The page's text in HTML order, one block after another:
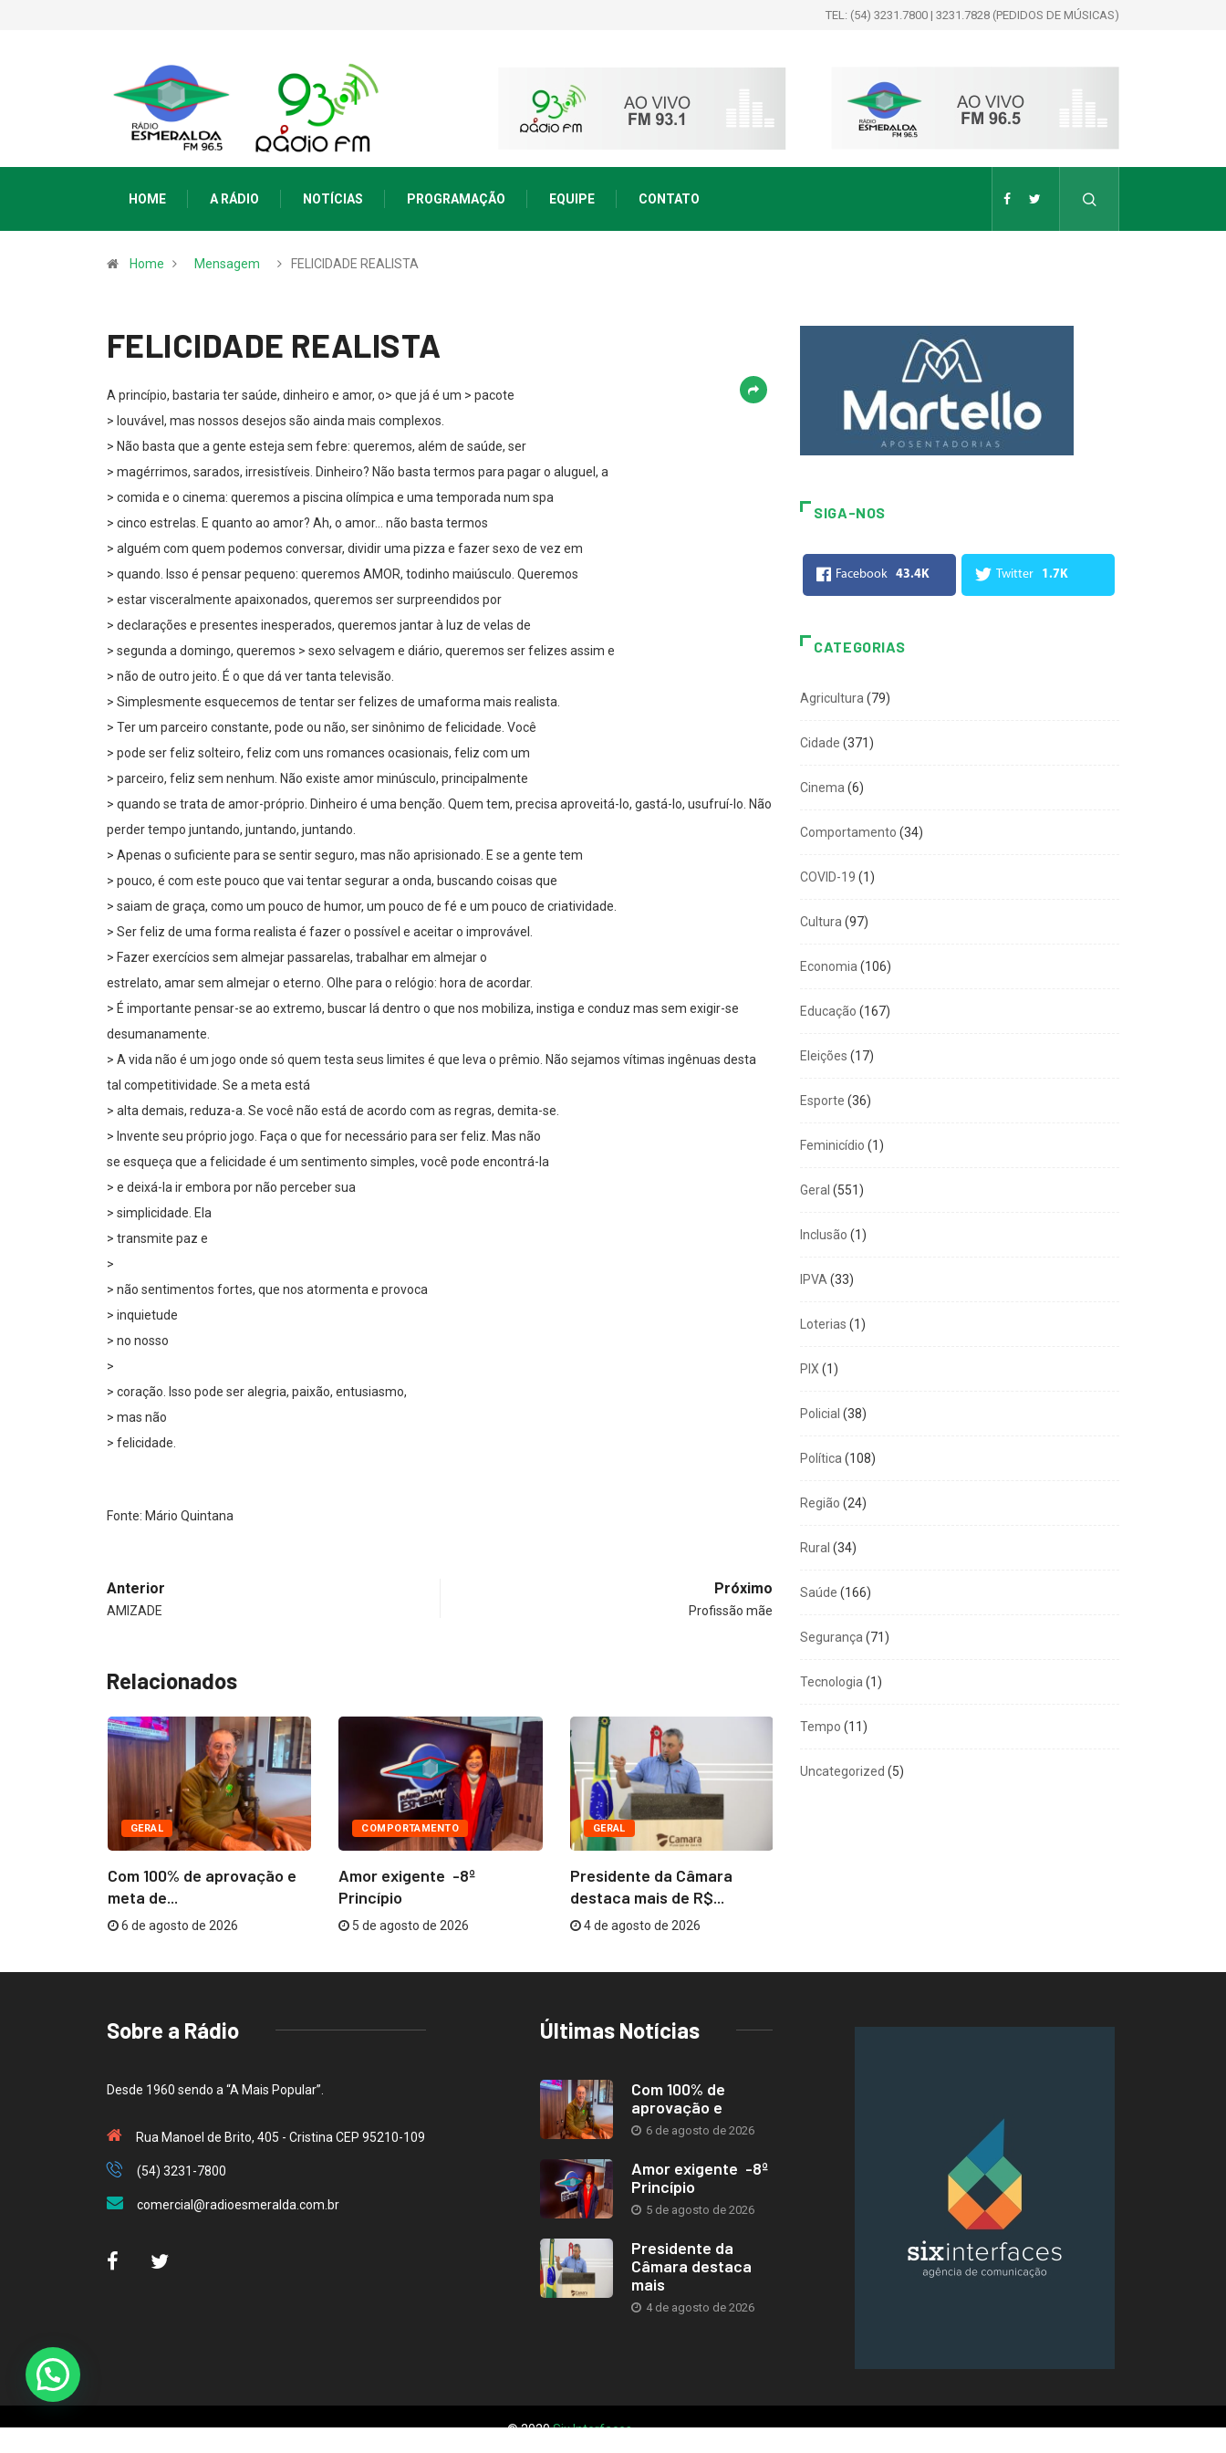
TEL: (54) 3231.7800 | 3231.7828 (PEDIDOS DE MÚSICAS)
HOME A RÁDIO NOTÍCIAS PROGRAMAÇÃO EQUIPE CONTATO
Home Mensagem FELICIDADE REALISTA
FELICIDADE REALISTA
A princípio, bastaria ter saúde, dinheiro e amor, o> que já é um > pacote
> louvável, mas nossos desejos são ainda mais complexos.
> Não basta que a gente esteja sem febre: queremos, além de saúde, ser
> magérrimos, sarados, irresistíveis. Dinheiro? Não basta termos para pagar o aluguel, a
> comida e o cinema: queremos a piscina olímpica e uma temporada num spa
> cinco estrelas. E quanto ao amor? Ah, o amor… não basta termos
> alguém com quem podemos conversar, dividir uma pizza e fazer sexo de vez em
> quando. Isso é pensar pequeno: queremos AMOR, todinho maiúsculo. Queremos
> estar visceralmente apaixonados, queremos ser surpreendidos por
> declarações e presentes inesperados, queremos jantar à luz de velas de
> segunda a domingo, queremos > sexo selvagem e diário, queremos ser felizes assim e
> não de outro jeito. É o que dá ver tanta televisão.
> Simplesmente esquecemos de tentar ser felizes de umaforma mais realista.
> Ter um parceiro constante, pode ou não, ser sinônimo de felicidade. Você
> pode ser feliz solteiro, feliz com uns romances ocasionais, feliz com um
> parceiro, feliz sem nenhum. Não existe amor minúsculo, principalmente
> quando se trata de amor-próprio. Dinheiro é uma benção. Quem tem, precisa aproveitá-lo, gastá-lo, usufruí-lo. Não
perder tempo juntando, juntando, juntando.
> Apenas o suficiente para se sentir seguro, mas não aprisionado. E se a gente tem
> pouco, é com este pouco que vai tentar segurar a onda, buscando coisas que
> saiam de graça, como um pouco de humor, um pouco de fé e um pouco de criatividade.
> Ser feliz de uma forma realista é fazer o possível e aceitar o improvável.
> Fazer exercícios sem almejar passarelas, trabalhar em almejar o
estrelato, amar sem almejar o eterno. Olhe para o relógio: hora de acordar.
> É importante pensar-se ao extremo, buscar lá dentro o que nos mobiliza, instiga e conduz mas sem exigir-se
desumanamente.
> A vida não é um jogo onde só quem testa seus limites é que leva o prêmio. Não sejamos vítimas ingênuas desta
tal competitividade. Se a meta está
> alta demais, reduza-a. Se você não está de acordo com as regras, demita-se.
> Invente seu próprio jogo. Faça o que for necessário para ser feliz. Mas não
se esqueça que a felicidade é um sentimento simples, você pode encontrá-la
> e deixá-la ir embora por não perceber sua
> simplicidade. Ela
> transmite paz e
>
> não sentimentos fortes, que nos atormenta e provoca
> inquietude
> no nosso
>
> coração. Isso pode ser alegria, paixão, entusiasmo,
> mas não
> felicidade.
Fonte: Mário Quintana
Anterior
AMIZADE
Próximo
Profissão mãe
Relacionados
GERAL
Com 100% de aprovação e
meta de...
6 de agosto de 2026
COMPORTAMENTO
Amor exigente -8º
Princípio
5 de agosto de 2026
GERAL
Presidente da Câmara
destaca mais de R$...
4 de agosto de 2026
SIGA-NOS
Facebook 43.4K Twitter 1.7K
CATEGORIAS
Agricultura (79)
Cidade (371)
Cinema (6)
Comportamento (34)
COVID-19 (1)
Cultura (97)
Economia (106)
Educação (167)
Eleições (17)
Esporte (36)
Feminicídio (1)
Geral (551)
Inclusão (1)
IPVA (33)
Loterias (1)
PIX (1)
Policial (38)
Política (108)
Região (24)
Rural (34)
Saúde (166)
Segurança (71)
Tecnologia (1)
Tempo (11)
Uncategorized (5)
Sobre a Rádio
Desde 1960 sendo a “A Mais Popular”.
Rua Manoel de Brito, 405 - Cristina CEP 95210-109
(54) 3231-7800
comercial@radioesmeralda.com.br
Últimas Notícias
Com 100% de
aprovação e
6 de agosto de 2026
Amor exigente -8º
Princípio
5 de agosto de 2026
Presidente da
Câmara destaca
mais
4 de agosto de 2026
© 2020Six Interfaces